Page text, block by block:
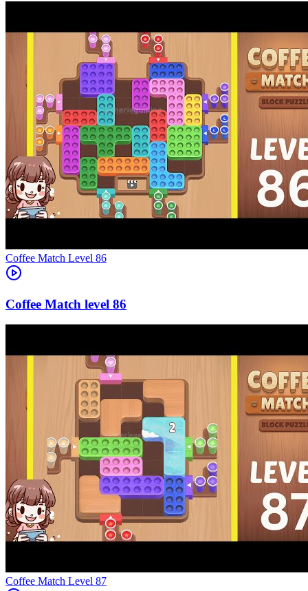
Level 86
86
Level 87